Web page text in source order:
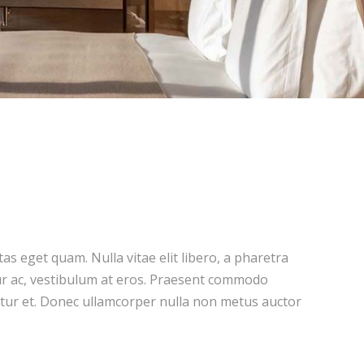
eget quam. Nulla vitae elit libero, a pharetra
vestibulum at eros. Praesent commodo
et. Donec ullamcorper nulla non metus auctor